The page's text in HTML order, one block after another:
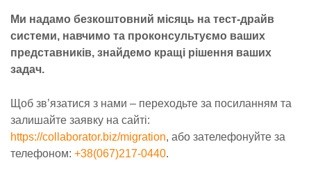
Ми надамо безкоштовний місяць на тест-драйв
системи, навчимо та проконсультуємо ваших
представників, знайдемо кращі рішення ваших
задач.
Щоб зв’язатися з нами – переходьте за посиланням та
залишайте заявку на сайті:
https://collaborator.biz/migration, або зателефонуйте за
телефоном: +38(067)217-0440.